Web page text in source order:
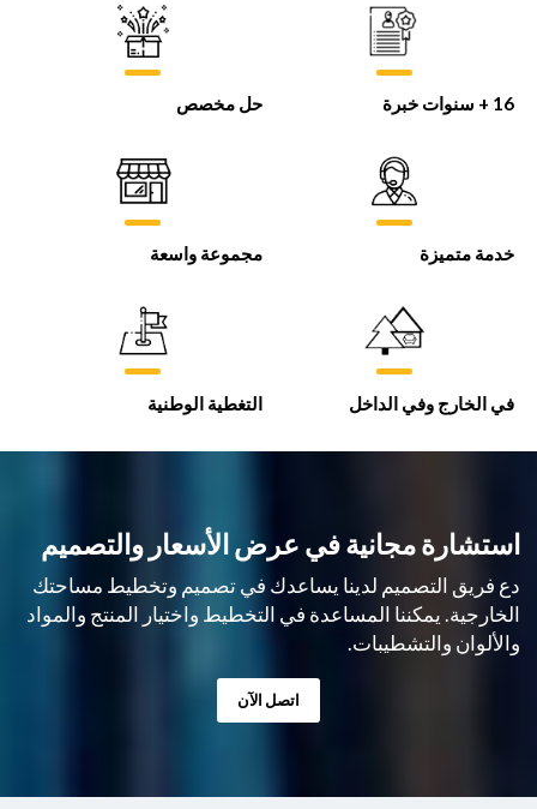
16 + سنوات خبرة حل مخصص
خدمة متميزة مجموعة واسعة
في الخارج وفي الداخل التغطية الوطنية
استشارة مجانية في عرض الأسعار والتصميم
دع فريق التصميم لدينا يساعدك في تصميم وتخطيط مساحتك
الخارجية. يمكننا المساعدة في التخطيط واختيار المنتج والمواد
والألوان والتشطيبات.
اتصل الآن